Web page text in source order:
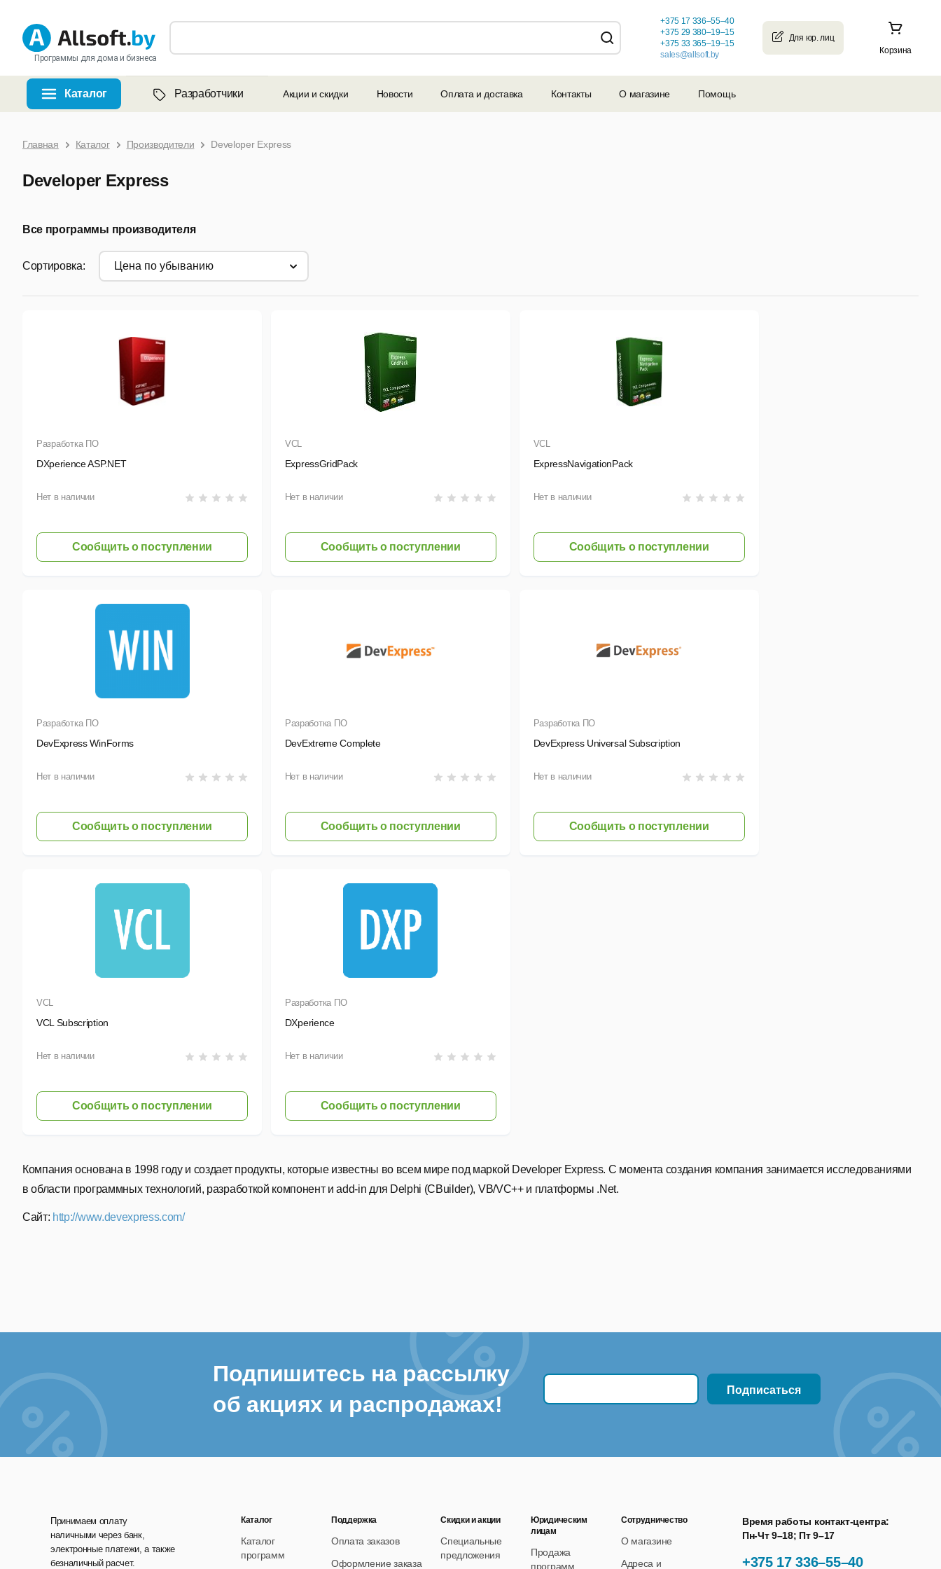
Программы для дома и бизнеса
Корзина
+375 17 336–55–40
+375 29 380–19–15
+375 33 365–19–15
sales@allsoft.by
Каталог Разработчики Акции и скидки Новости Оплата и доставка Контакты О магазине Помощь
Главная Каталог Производители Developer Express
Developer Express
Все программы производителя
Сортировка: цена по убыванию
Разработка ПО
DXperience ASP.NET
Нет в наличии
Сообщить о поступлении
VCL
ExpressGridPack
Нет в наличии
Сообщить о поступлении
VCL
ExpressNavigationPack
Нет в наличии
Сообщить о поступлении
Разработка ПО
DevExpress WinForms
Нет в наличии
Сообщить о поступлении
Разработка ПО
DevExtreme Complete
Нет в наличии
Сообщить о поступлении
Разработка ПО
DevExpress Universal Subscription
Нет в наличии
Сообщить о поступлении
VCL
VCL Subscription
Нет в наличии
Сообщить о поступлении
Разработка ПО
DXperience
Нет в наличии
Сообщить о поступлении
Компания основана в 1998 году и создает продукты, которые известны во всем мире под маркой Developer Express. С момента создания компания занимается исследованиями
в области программных технологий, разработкой компонент и add-in для Delphi (CBuilder), VB/VC++ и платформы .Net.
Сайт: http://www.devexpress.com/
Подпишитесь на рассылку
об акциях и распродажах!
Принимаем оплату
наличными через банк,
электронные платежи, а также
безналичный расчет.
+375 17 336–55–40
Время работы контакт-центра:
Пн-Чт 9–18; Пт 9–17
Каталог
Каталог
программ
Поддержка
Оплата заказов
Оформление заказа
Скидки и акции
Специальные
предложения
Юридическим
лицам
Продажа
программ
Сотрудничество
О магазине
Адреса и